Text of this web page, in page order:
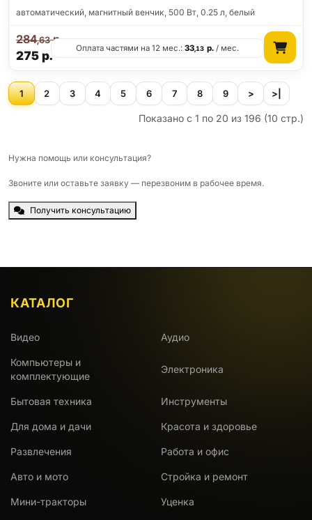
автоматический, магнитный венчик, 500 Вт, 0.25 л, белый
275р.
284,63р.
Оплата частями на 12 мес.:33,13 р./ мес.
1 2 3 4 5 6 7 8 9 > >|
Показано с 1 по 20 из 196 (10 стр.)
Нужна помощь или консультация?
Звоните или оставьте заявку — перезвоним в рабочее время.
Получить консультацию
КАТАЛОГ
Видео Аудио
Компьютеры и
комплектующие
Электроника
Бытовая техника Инструменты
Для дома и дачи Красота и здоровье
Развлечения Работа и офис
Авто и мото Стройка и ремонт
Мини-тракторы Уценка